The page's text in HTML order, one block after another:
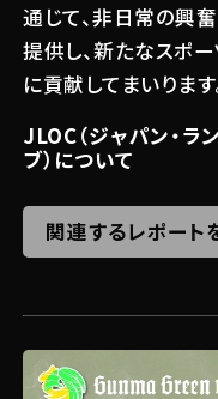
通じて、非日常の興
提供し、新たなスポ
に貢献してまいります
JLOC（ジャパン・ラ
ブ）について
関連するレポート
関連する記事
【活動
富士｜